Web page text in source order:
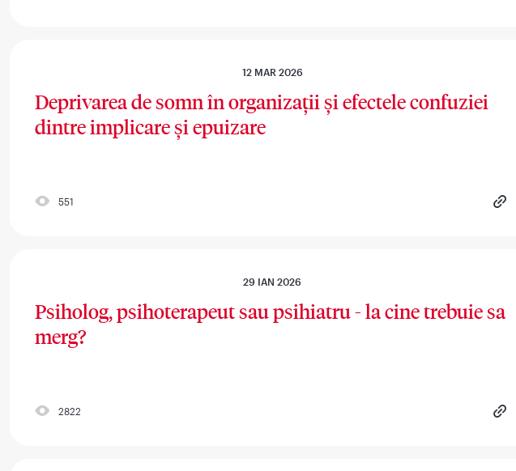
12 MAR 2026
Deprivarea de somn în organizații și efectele confuziei
dintre implicare și epuizare
551
29 IAN 2026
Psiholog, psihoterapeut sau psihiatru - la cine trebuie sa
merg?
2822